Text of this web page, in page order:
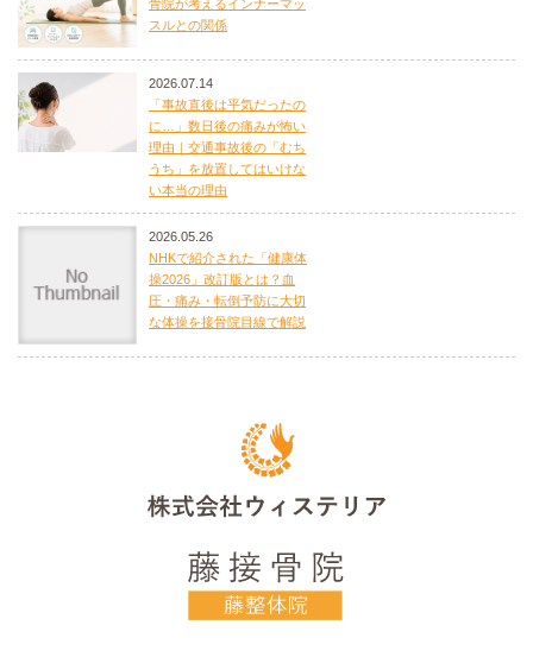
骨院が考えるインナーマッ
スルとの関係
2026.07.14
「事故直後は平気だったの
に…」数日後の痛みが怖い
理由｜交通事故後の「むち
うち」を放置してはいけな
い本当の理由
2026.05.26
NHKで紹介された「健康体
操2026」改訂版とは？血
圧・痛み・転倒予防に大切
な体操を接骨院目線で解説